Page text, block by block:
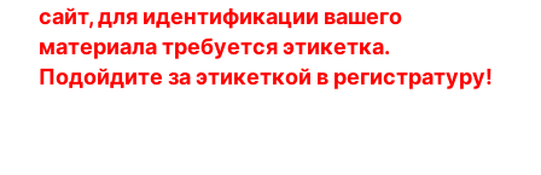
сайт, для идентификации вашего
материала требуется этикетка.
Подойдите за этикеткой в регистратуру!